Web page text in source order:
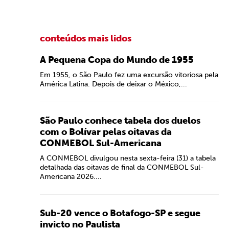
conteúdos mais lidos
A Pequena Copa do Mundo de 1955
Em 1955, o São Paulo fez uma excursão vitoriosa pela
América Latina. Depois de deixar o México,...
São Paulo conhece tabela dos duelos
com o Bolívar pelas oitavas da
CONMEBOL Sul-Americana
A CONMEBOL divulgou nesta sexta-feira (31) a tabela
detalhada das oitavas de final da CONMEBOL Sul-
Americana 2026....
Sub-20 vence o Botafogo-SP e segue
invicto no Paulista